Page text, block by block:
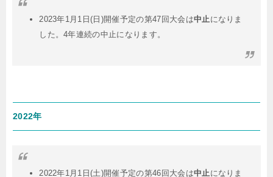
2023年1月1日(日)開催予定の第47回大会は中止 になりま
した。4年連続の中止になります。
2022年
2022年1月1日(土)開催予定の第46回大会は中止 になりま